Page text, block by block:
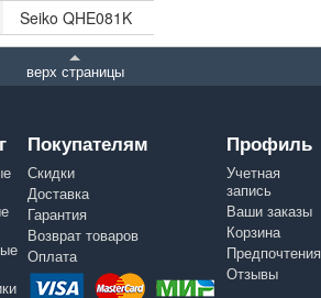
Seiko QHE081K
верх страницы
Покупателям
Скидки
Доставка
Гарантия
Возврат товаров
Оплата
Профиль
Учетная
запись
Ваши заказы
Корзина
Предпочтения
Отзывы